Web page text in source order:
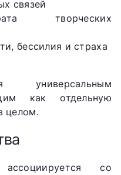
связей
творческих
бессилия и страха
универсальным
как отдельную
целом.
со